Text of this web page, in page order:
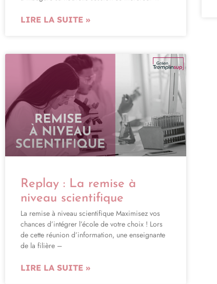
LIRE LA SUITE »
Replay : La remise à
niveau scientifique
La remise à niveau scientifique Maximisez vos
chances d’intégrer l’école de votre choix ! Lors
de cette réunion d’information, une enseignante
de la filière –
LIRE LA SUITE »